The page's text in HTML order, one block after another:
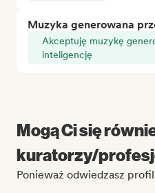
Muzyka generowana
Akceptuję muzykę
inteligencję
Mogą Ci się
kuratorzy/
Ponieważ odwiedzasz